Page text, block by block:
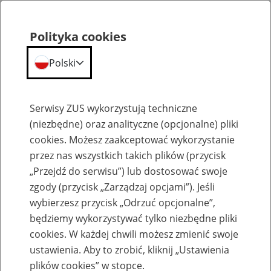
Umowy międzynarodowe i UE
błąd: Treść nie została znaleziona.
Najpopularniejsze Umowy międzynarodowe i UE
Polityka cookies
Polski
Serwisy ZUS wykorzystują techniczne
(niezbędne) oraz analityczne (opcjonalne) pliki
cookies. Możesz zaakceptować wykorzystanie
przez nas wszystkich takich plików (przycisk
„Przejdź do serwisu”) lub dostosować swoje
zgody (przycisk „Zarządzaj opcjami”). Jeśli
wybierzesz przycisk „Odrzuć opcjonalne”,
będziemy wykorzystywać tylko niezbędne pliki
cookies. W każdej chwili możesz zmienić swoje
ustawienia. Aby to zrobić, kliknij „Ustawienia
plików cookies” w stopce.